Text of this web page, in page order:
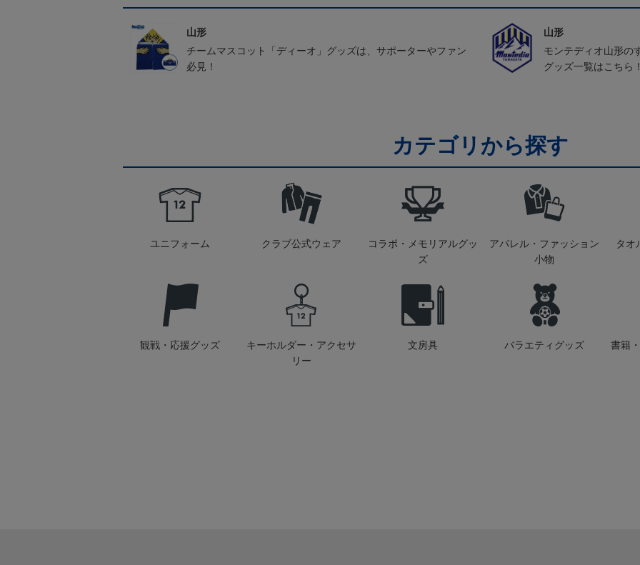
山形
チームマスコット「ディーオ」グッズは、サポーターやファン
必見！
山形
モンテディオ山形の
グッズ一覧はこちら
カテゴリから探す
ユニフォーム クラブ公式ウェア
コラボ・メモリアルグッ
ズ
アパレル・ファッション
小物
タオ
観戦・応援グッズ
キーホルダー・アクセサ
リー
文房具 バラエティグッズ 書籍